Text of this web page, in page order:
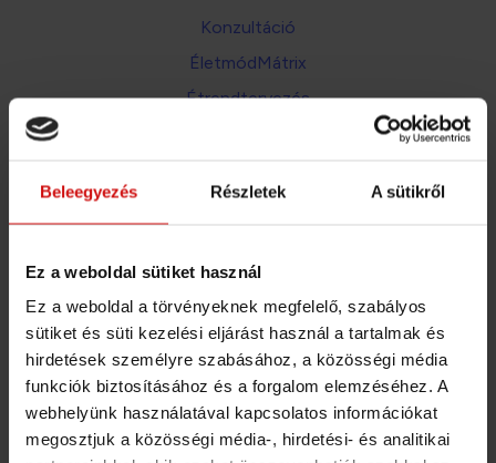
Beleegyezés Részletek A sütikről
Ez a weboldal sütiket használ
Ez a weboldal a törvényeknek megfelelő, szabályos
sütiket és süti kezelési eljárást használ a tartalmak és
hirdetések személyre szabásához, a közösségi média
funkciók biztosításához és a forgalom elemzéséhez. A
webhelyünk használatával kapcsolatos információkat
megosztjuk a közösségi média-, hirdetési- és analitikai
Konzultáció
ÉletmódMátrix
Étrendtervezés
A bankkártya és átutalás mellett mostantól már
Részletek: aFizetési lehetőségek aloldalon